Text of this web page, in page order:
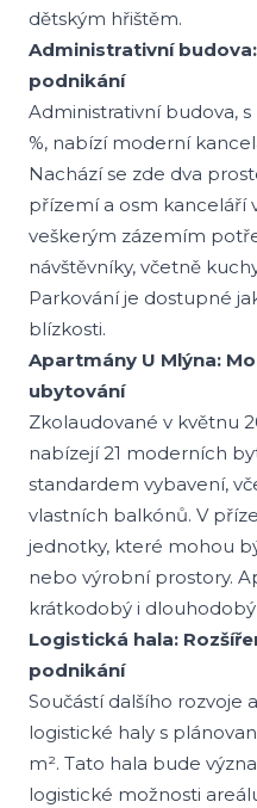
dětským hřištěm.
Administrativní
podnikání
Administrativní budova,
%, nabízí moderní
Nachází se zde dva
přízemí a osm kanceláří
veškerým zázemím
návštěvníky, včetně
Parkování je dostupné
blízkosti.
Apartmány U Mlýna:
ubytování
Zkolaudované v květnu
nabízejí 21 moderních
standardem vybavení,
vlastních balkónů. V
jednotky, které mohou
nebo výrobní prostory.
krátkodobý i
Logistická hala:
podnikání
Součástí dalšího rozvoje
logistické haly s
m². Tato hala bude
logistické možnosti